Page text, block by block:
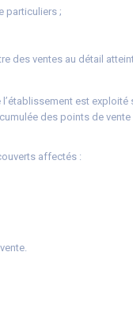
particuliers ;
des ventes au détail
l’établissement est
des points de vente
affectés :